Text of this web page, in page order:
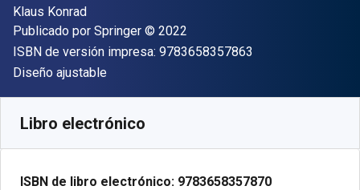
Autor(es)
Klaus Konrad
Editor
Publicado por Springer Copyright
© 2022
ISBN de versión impresa: 9783658357863
Formato
Diseño ajustable
Libro electrónico
ISBN de libro electrónico: 9783658357870